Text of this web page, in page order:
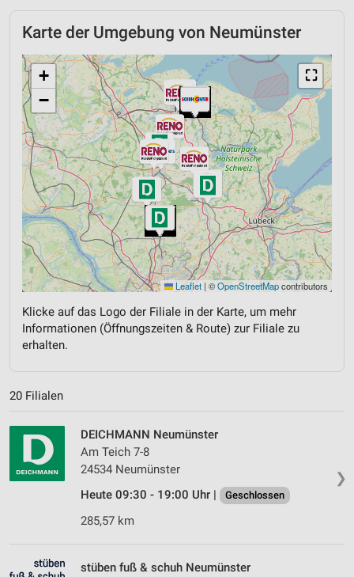
Karte der Umgebung von Neumünster
⛶
+
−
Leaflet | ©OpenStreetMapcontributors
Klicke auf das Logo der Filiale in der Karte, um mehr
Informationen (Öffnungszeiten & Route) zur Filiale zu
erhalten.
20 Filialen
❯
DEICHMANN Neumünster
Am Teich 7-8
24534 Neumünster
Heute 09:30 - 19:00 Uhr |
Geschlossen
285,57 km
stüben fuß & schuh Neumünster